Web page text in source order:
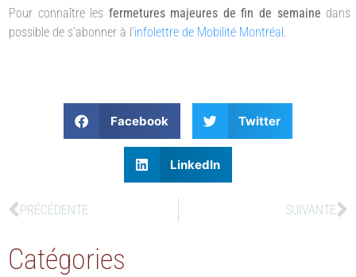
Pour connaître les fermetures majeures de fin de semaine dans
possible de s’abonner à l’infolettre de Mobilité Montréal.
Facebook Twitter
LinkedIn
PRÉCÉDENTE SUIVANTE
Catégories